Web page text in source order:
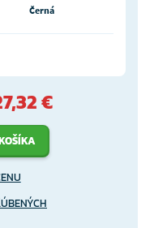
Černá
€